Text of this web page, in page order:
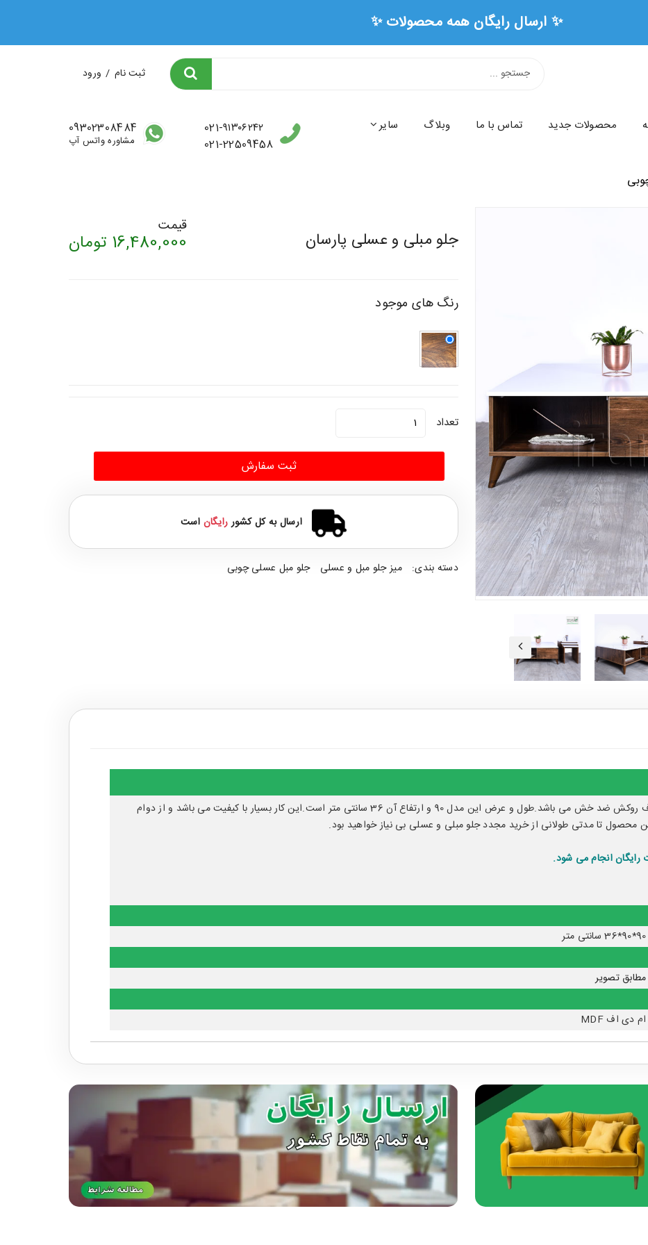
ثبت نام / ورود
محصولات جدید تماس با ما وبلاگ سایر
021-۹۱۳۰۶۲۴۲
021-22509458
09302308484
مشاوره واتس آپ
جلو مبلی و عسلی پارسان
قیمت
16,480,000 تومان
رنگ های موجود
تعداد
ثبت سفارش
ارسال به کل کشوررایگان است
دسته بندی: میز جلو مبل و عسلی جلو مبل عسلی چوبی
جلو مبلی و عسلی پارسان از جنس ام دی اف روکش ضد خش می باشد.طول و عرض این مدل 90 و ارتفاع آن 36 سانتی متر است.این کار بسیار با کیفیت می باشد و از دوام
محصول تا مدتی طولانی از خرید مجدد جلو مبلی و عسلی بی نیاز خواهید بود.
انجام می شود.
90*90*36 سانتی متر
مطابق تصویر
ام دی اف MDF